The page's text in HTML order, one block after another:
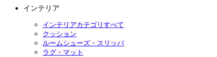
インテリア
インテリアカテゴリすべて
クッション
ルームシューズ・スリッパ
ラグ・マット